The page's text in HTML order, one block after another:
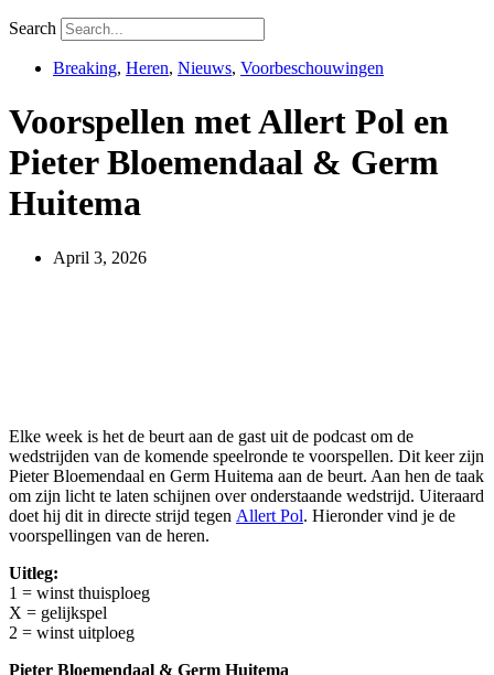
Search
Breaking, Heren, Nieuws, Voorbeschouwingen
Voorspellen met Allert Pol en
Pieter Bloemendaal & Germ
Huitema
April 3, 2026
Elke week is het de beurt aan de gast uit de podcast om de
wedstrijden van de komende speelronde te voorspellen. Dit keer zijn
Pieter Bloemendaal en Germ Huitema aan de beurt. Aan hen de taak
om zijn licht te laten schijnen over onderstaande wedstrijd. Uiteraard
doet hij dit in directe strijd tegen Allert Pol. Hieronder vind je de
voorspellingen van de heren.
Uitleg:
1 = winst thuisploeg
X = gelijkspel
2 = winst uitploeg
Pieter Bloemendaal & Germ Huitema